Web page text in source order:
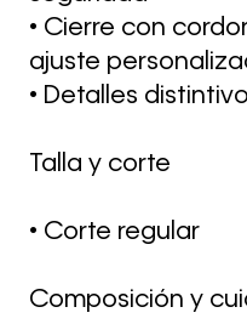
• Cierre con
ajuste
• Detalles
Talla y corte
• Corte regular
Composición y